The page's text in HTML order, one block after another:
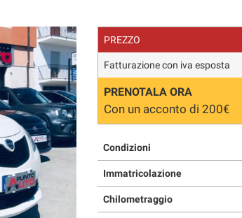
PREZZO
Fatturazione con iva esposta
PRENOTALA ORA
Con un acconto di 200€
Condizioni
Immatricolazione
Chilometraggio